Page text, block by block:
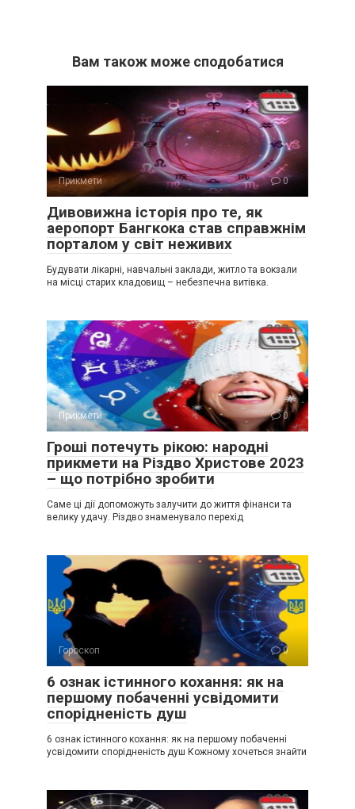
Вам також може сподобатися
Прикмети 0
Дивовижна історія про те, як
аеропорт Бангкока став справжнім
порталом у світ неживих
Будувати лікарні, навчальні заклади, житло та вокзали
на місці старих кладовищ – небезпечна витівка.
Прикмети 0
Гроші потечуть рікою: народні
прикмети на Різдво Христове 2023
– що потрібно зробити
Саме ці дії допоможуть залучити до життя фінанси та
велику удачу. Різдво знаменувало перехід
Гороскоп 0
6 ознак істинного кохання: як на
першому побаченні усвідомити
спорідненість душ
6 ознак істинного кохання: як на першому побаченні
усвідомити спорідненість душ Кожному хочеться знайти